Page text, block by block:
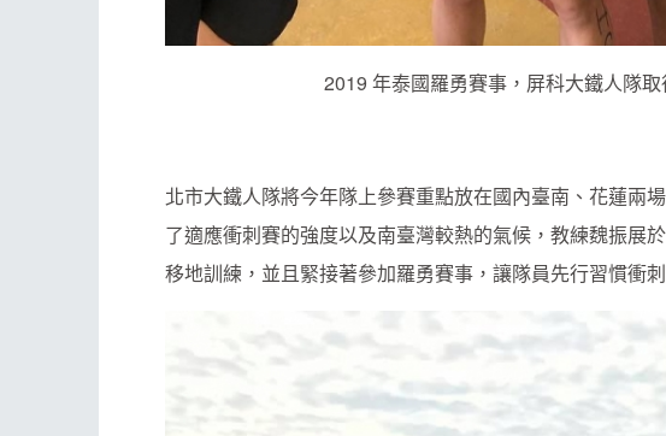
2019 年泰國羅勇賽事，屏科大鐵人隊取
北市大鐵人隊將今年隊上參賽重點放在國內臺南、花蓮兩
了適應衝刺賽的強度以及南臺灣較熱的氣候，教練魏振展
移地訓練，並且緊接著參加羅勇賽事，讓隊員先行習慣衝